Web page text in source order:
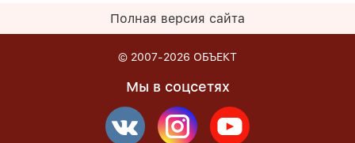
Полная версия сайта
© 2007-2026 ОБЪЕКТ
Мы в соцсетях